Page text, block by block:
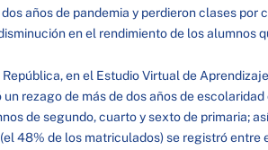
años de pandemia y perdieron clases por
en el rendimiento de los alumnos
en el Estudio Virtual de
un rezago de más de dos años de
de segundo, cuarto y sexto de primaria;
48% de los matriculados) se registró entre